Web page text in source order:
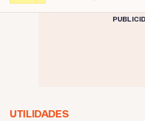
UTILIDADES